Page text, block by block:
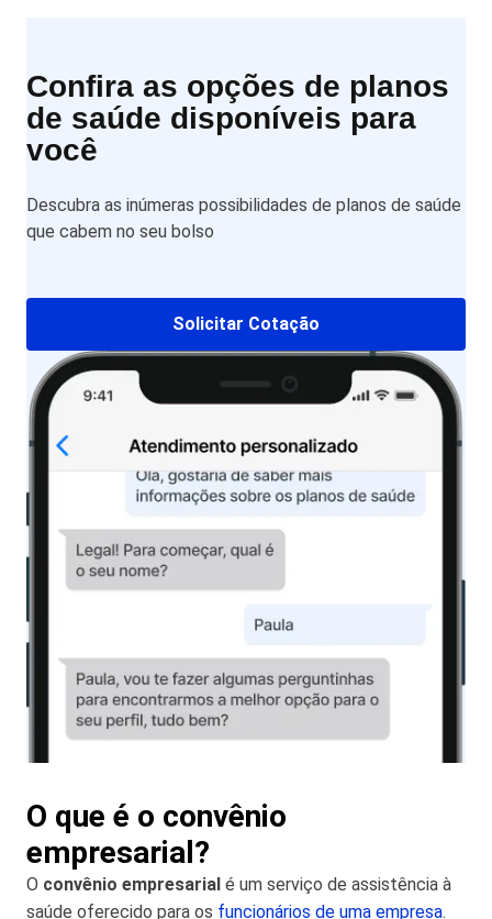
Confira as opções de planos
de saúde disponíveis para
você
Descubra as inúmeras possibilidades de planos de saúde
que cabem no seu bolso
Solicitar Cotação
O que é o convênio
empresarial?
O convênio empresarial é um serviço de assistência à
saúde oferecido para os funcionários de uma empresa.